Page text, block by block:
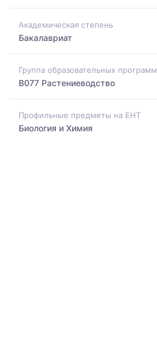
Академическая степень
Бакалавриат
Группа образовательных программ
B077 Растениеводство
Профильные предметы на ЕНТ
Биология и Химия